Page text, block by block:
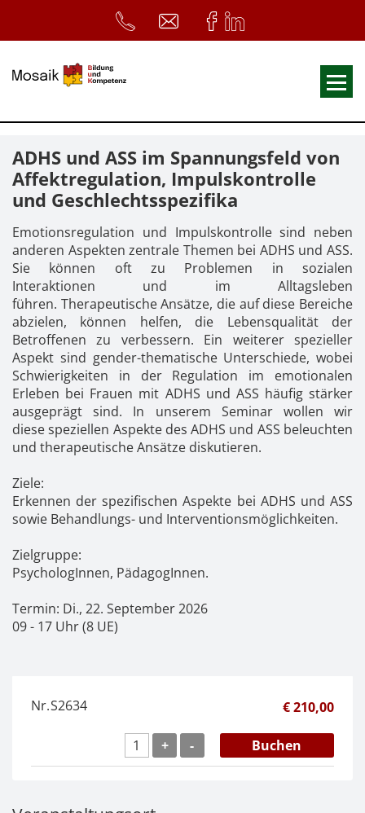
Ausbildungen
33. Heilpädagogischer Tag
Symposium
ReferentInnen
Home
Download Kursunterlagen
Kontakt News Anmelden
Registrieren
ADHS und ASS im Spannungsfeld von
Affektregulation, Impulskontrolle
und Geschlechtsspezifika
Emotionsregulation und Impulskontrolle sind neben
anderen Aspekten zentrale Themen bei ADHS und ASS.
Sie können oft zu Problemen in sozialen
Interaktionen und im Alltagsleben
führen. Therapeutische Ansätze, die auf diese Bereiche
abzielen, können helfen, die Lebensqualität der
Betroffenen zu verbessern. Ein weiterer spezieller
Aspekt sind gender-thematische Unterschiede, wobei
Schwierigkeiten in der Regulation im emotionalen
Erleben bei Frauen mit ADHS und ASS häufig stärker
ausgeprägt sind. In unserem Seminar wollen wir
diese speziellen Aspekte des ADHS und ASS beleuchten
und therapeutische Ansätze diskutieren.
Ziele:
Erkennen der spezifischen Aspekte bei ADHS und ASS
sowie Behandlungs- und Interventionsmöglichkeiten.
Zielgruppe:
PsychologInnen, PädagogInnen.
Termin: Di., 22. September 2026
09 - 17 Uhr (8 UE)
€ 210,00
Nr.S2634
+ - Buchen